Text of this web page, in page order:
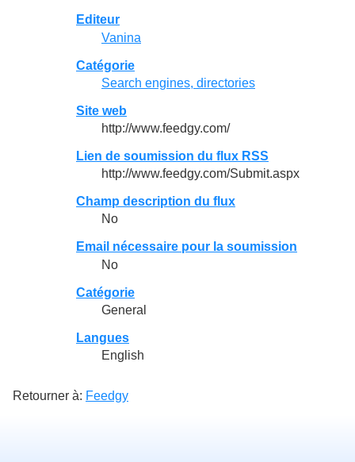
Editeur
Vanina
Catégorie
Search engines, directories
Site web
http://www.feedgy.com/
Lien de soumission du flux RSS
http://www.feedgy.com/Submit.aspx
Champ description du flux
No
Email nécessaire pour la soumission
No
Catégorie
General
Langues
English
Retourner à: Feedgy